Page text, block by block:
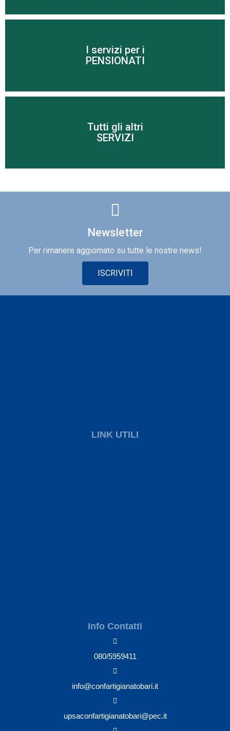
I servizi per i
PENSIONATI
Scopri di più
Tutti gli altri
SERVIZI
Scopri di più
Newsletter
Per rimanere aggiornato su tutte le nostre news!
ISCRIVITI
LINK UTILI
Info Contatti
080/5959411
info@confartigianatobari.it
upsaconfartigianatobari@pec.it